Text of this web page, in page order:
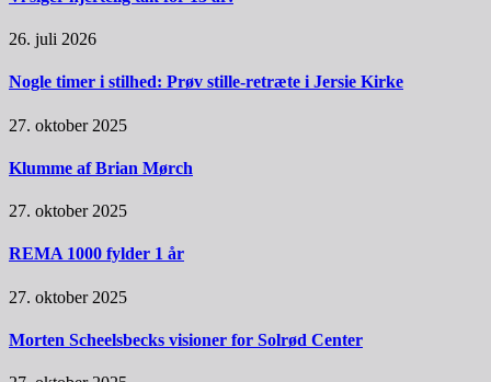
26. juli 2026
Nogle timer i stilhed: Prøv stille-retræte i Jersie Kirke
27. oktober 2025
Klumme af Brian Mørch
27. oktober 2025
REMA 1000 fylder 1 år
27. oktober 2025
Morten Scheelsbecks visioner for Solrød Center